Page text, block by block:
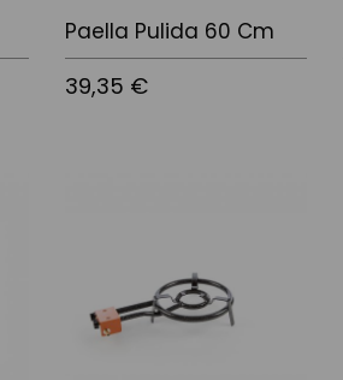
Paella Pulida 60 Cm
39,35 €